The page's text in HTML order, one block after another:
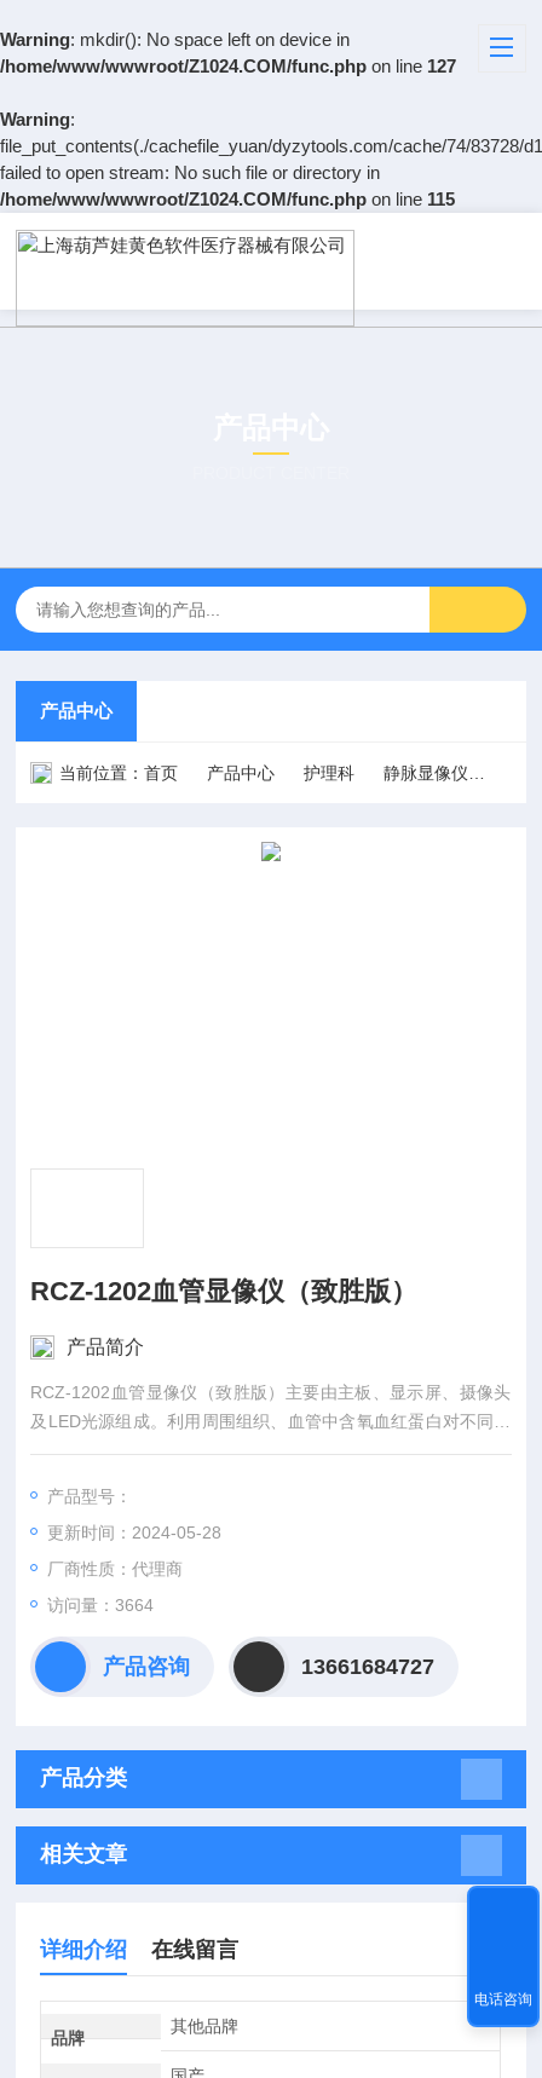
Warning: mkdir(): No space left on device in
/home/www/wwwroot/Z1024.COM/func.php on line 127
Warning:
file_put_contents(./cachefile_yuan/dyzytools.com/cache/74/83728/
failed to open stream: No such file or directory in
/home/www/wwwroot/Z1024.COM/func.php on line 115
产品中心
当前位置：首页 产品中心 护理科 静脉显像仪
RCZ-1202血管显像仪（致胜版）
产品简介
RCZ-1202血管显像仪（致胜版）主要由主板、显示屏、摄像头
及LED光源组成。利用周围组织、血管中含氧血红蛋白对不同波
长的近红外光的吸收量不同，将信息经过光电转换和图像处理，
产品型号：
更新时间：2024-05-28
厂商性质：代理商
访问量：3664
产品咨询 13661684727
产品分类
相关文章
详细介绍 在线留言
品牌
其他品牌
电话咨询